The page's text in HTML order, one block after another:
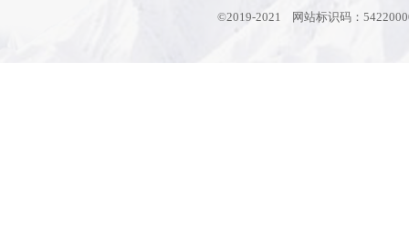
©2019-2021 网站标识码：